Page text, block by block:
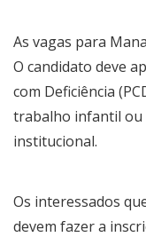
As vagas para
O candidato deve
com Deficiência
trabalho infantil ou
institucional.
Os interessados
devem fazer a